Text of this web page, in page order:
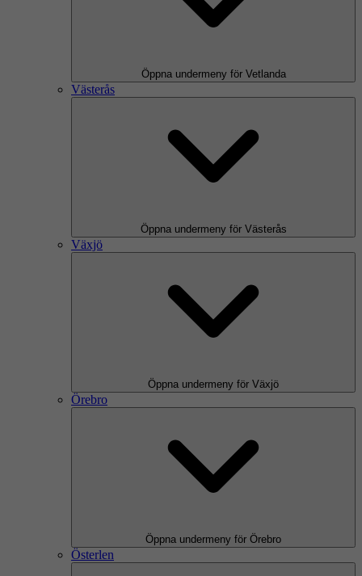
Öppna undermeny för Vetlanda
Västerås
Öppna undermeny för Västerås
Växjö
Öppna undermeny för Växjö
Örebro
Öppna undermeny för Örebro
Österlen